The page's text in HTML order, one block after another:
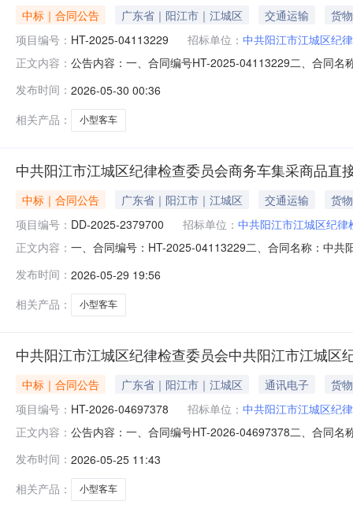
中标｜合同公告 广东省｜阳江市｜江城区 交通运输
货物
项目编号： HT-2025-04113229 招标单位： 中共阳江市江城区纪
正文内容： 公告内容：一、合同编号HT-2025-04113229二、合同
商(乙方)：广州广汽商贸长佳汽车销售有限公司阳江市
发布时间： 2026-05-30 00:36
相关产品：
小型客车
中共阳江市江城区纪律检查委员会商务车集采商品直
中标｜合同公告 广东省｜阳江市｜江城区 交通运输
货物
项目编号： DD-2025-2379700 招标单位： 中共阳江市江城区纪律
正文内容： 一、合同编号：HT-2025-04113229二、合同名称：中
应商（乙方）：广州广汽商贸长佳汽车销售有限公司阳
发布时间： 2026-05-29 19:56
相关产品：
小型客车
中共阳江市江城区纪律检查委员会中共阳江市江城
中标｜合同公告 广东省｜阳江市｜江城区 通讯电子
货物
项目编号： HT-2026-04697378 招标单位： 中共阳江市江城区纪
正文内容： 公告内容：一、合同编号HT-2026-04697378二、合同
广州广汽商贸长佳汽车销售有限公司阳江市分公司地址
发布时间： 2026-05-25 11:43
相关产品：
小型客车